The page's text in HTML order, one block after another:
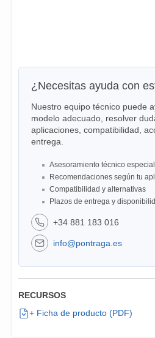
¿Necesitas ayuda con
Nuestro equipo técnico puede
modelo adecuado, resolver
aplicaciones, compatibilidad,
entrega.
Asesoramiento técnico
Recomendaciones según tu
Compatibilidad y alternativas
Plazos de entrega y
+34 881 183 016
info@pontraga.es
RECURSOS
+ Ficha de producto (PDF)